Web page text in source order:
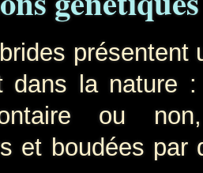
présentent
dans la nature
ou
et boudées